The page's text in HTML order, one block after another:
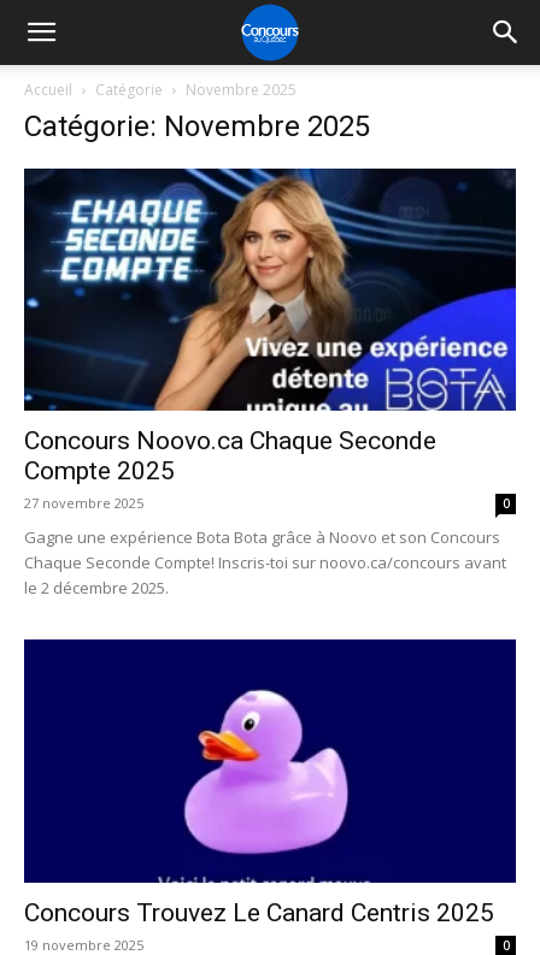
Accueil Catégorie Novembre 2025
Catégorie: Novembre 2025
Concours Noovo.ca Chaque Seconde
Compte 2025
27 novembre 2025 0
Gagne une expérience Bota Bota grâce à Noovo et son Concours
Chaque Seconde Compte! Inscris-toi sur noovo.ca/concours avant
le 2 décembre 2025.
Concours Trouvez Le Canard Centris 2025
19 novembre 2025 0